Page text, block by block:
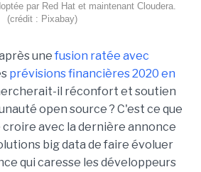
par Red Hat et maintenant Cloudera.
(crédit : Pixabay)
une fusion ratée avec
prévisions financières 2020 en
il réconfort et soutien
open source ? C'est ce que
croire avec la dernière annonce
big data de faire évoluer
qui caresse les développeurs